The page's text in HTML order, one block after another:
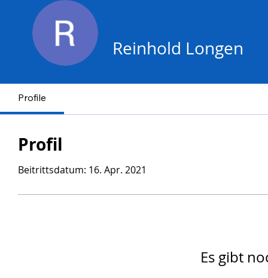
Reinhold Longen
Profile
Profil
Beitrittsdatum: 16. Apr. 2021
Es gibt